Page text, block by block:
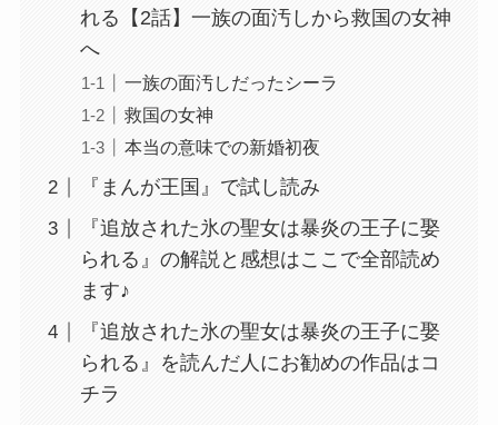
れる【2話】一族の面汚しから救国の女神
へ
一族の面汚しだったシーラ
救国の女神
本当の意味での新婚初夜
『まんが王国』で試し読み
『追放された氷の聖女は暴炎の王子に娶
られる』の解説と感想はここで全部読め
ます♪
『追放された氷の聖女は暴炎の王子に娶
られる』を読んだ人にお勧めの作品はコ
チラ